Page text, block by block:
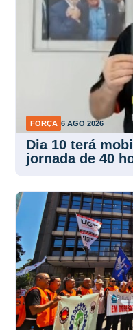
FORÇA 6 AGO 2026
Dia 10 terá
jornada de 40